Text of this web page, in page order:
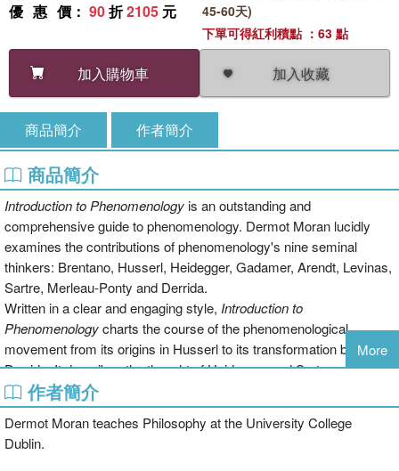
優惠價 ： 90折2105 元
加入購物車 加入收藏
45-60天)
下單可得紅利積點 ：63 點
商品簡介 作者簡介
商品簡介
Introduction to Phenomenologyis an outstanding and
comprehensive guide to phenomenology. Dermot Moran lucidly
examines the contributions of phenomenology's nine seminal
thinkers: Brentano, Husserl, Heidegger, Gadamer, Arendt, Levinas,
Sartre, Merleau-Ponty and Derrida.
Written in a clear and engaging style, Introduction to
Phenomenologycharts the course of the phenomenological
movement from its origins in Husserl to its transformation by
Derrida. It describes the thought of Heidegger and Sartre,
phenomonology's most famous thinkers, and introduces and
assesses the distinctive use of phenomonology by some of its
lesser known exponents, such as Levinas, Arendt and Gadamer.
Throughout the book, the enormous influence of phenomenology
More
作者簡介
Dermot Moran teaches Philosophy at the University College
Dublin.